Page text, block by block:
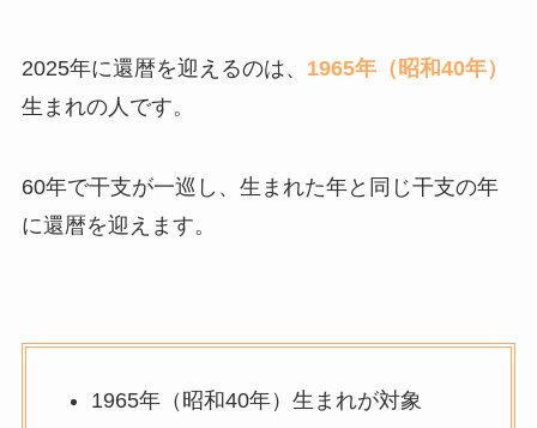
2025年に還暦を迎えるのは、 1965年（昭和40年）
生まれの人です。
60年で干支が一巡し、生まれた年と同じ干支の年
に還暦を迎えます。
1965年（昭和40年）生まれが対象